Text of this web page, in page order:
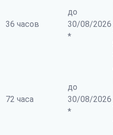
36 часов
до
30/08/2026
*
72 часа
до
30/08/2026
*